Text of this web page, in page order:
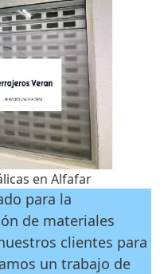
en Alfafar
para la
de materiales
clientes para
un trabajo de